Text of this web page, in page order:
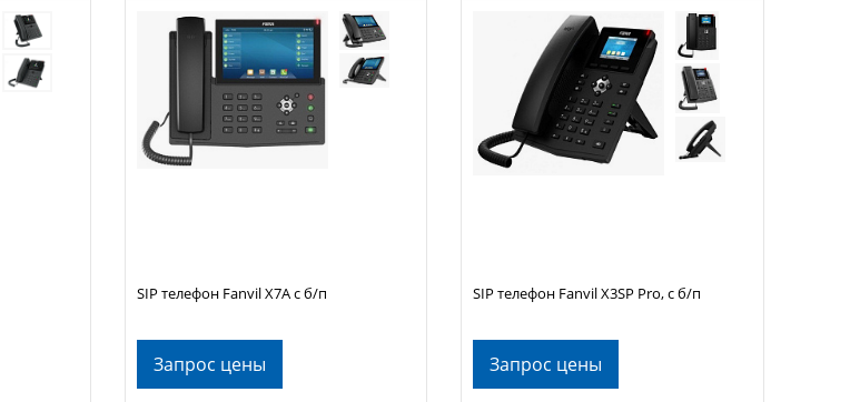
Запрос цены
SIP телефон Fanvil X7A с б/п
Запрос цены
SIP телефон Fanvil X3SP Pro, с б/п